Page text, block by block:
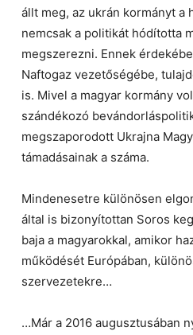
állt meg, az ukrán kormányt
nemcsak a politikát hódította
megszerezni. Ennek
Naftogaz vezetőségébe,
is. Mivel a magyar kormány
szándékozó
megszaporodott Ukrajna
támadásainak a száma.
Mindenesetre különösen
által is bizonyítottan Soros
baja a magyarokkal, amikor
működését Európában,
szervezetekre…
…Már a 2016 augusztusában